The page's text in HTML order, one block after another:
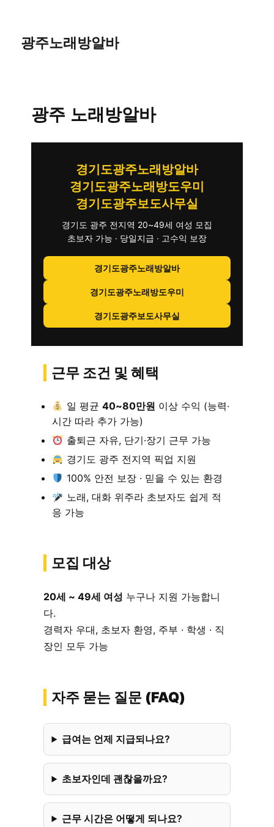
광주노래방알바
광주 노래방알바
경기도광주노래방알바
경기도광주노래방도우미
경기도광주보도사무실
경기도 광주 전지역 20~49세 여성 모집
초보자 가능 · 당일지급 · 고수익 보장
경기도광주노래방알바
경기도광주노래방도우미
경기도광주보도사무실
근무 조건 및 혜택
일 평균 40~80만원 이상 수익 (능력·
시간 따라 추가 가능)
출퇴근 자유, 단기·장기 근무 가능
경기도 광주 전지역 픽업 지원
100% 안전 보장 · 믿을 수 있는 환경
노래, 대화 위주라 초보자도 쉽게 적
응 가능
모집 대상
20세 ~ 49세 여성 누구나 지원 가능합니
다.
경력자 우대, 초보자 환영, 주부 · 학생 · 직
장인 모두 가능
자주 묻는 질문 (FAQ)
급여는 언제 지급되나요?
초보자인데 괜찮을까요?
근무 시간은 어떻게 되나요?